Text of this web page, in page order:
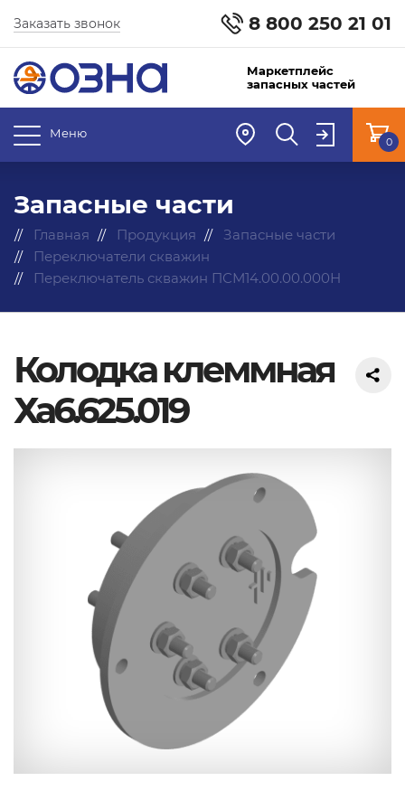
8 800 250 21 01
Заказать звонок
Маркетплейс
запасных частей
Меню
0
Запасные части
Главная Продукция
Запасные части
Переключатели скважин
Переключатель скважин ПСМ14.00.00.000Н
Колодка клеммная
Ха6.625.019